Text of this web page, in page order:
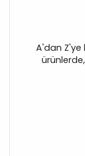
A'dan Z'ye